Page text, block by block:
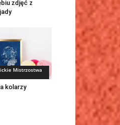
zdjęć z
Mistrzostwa
kolarzy